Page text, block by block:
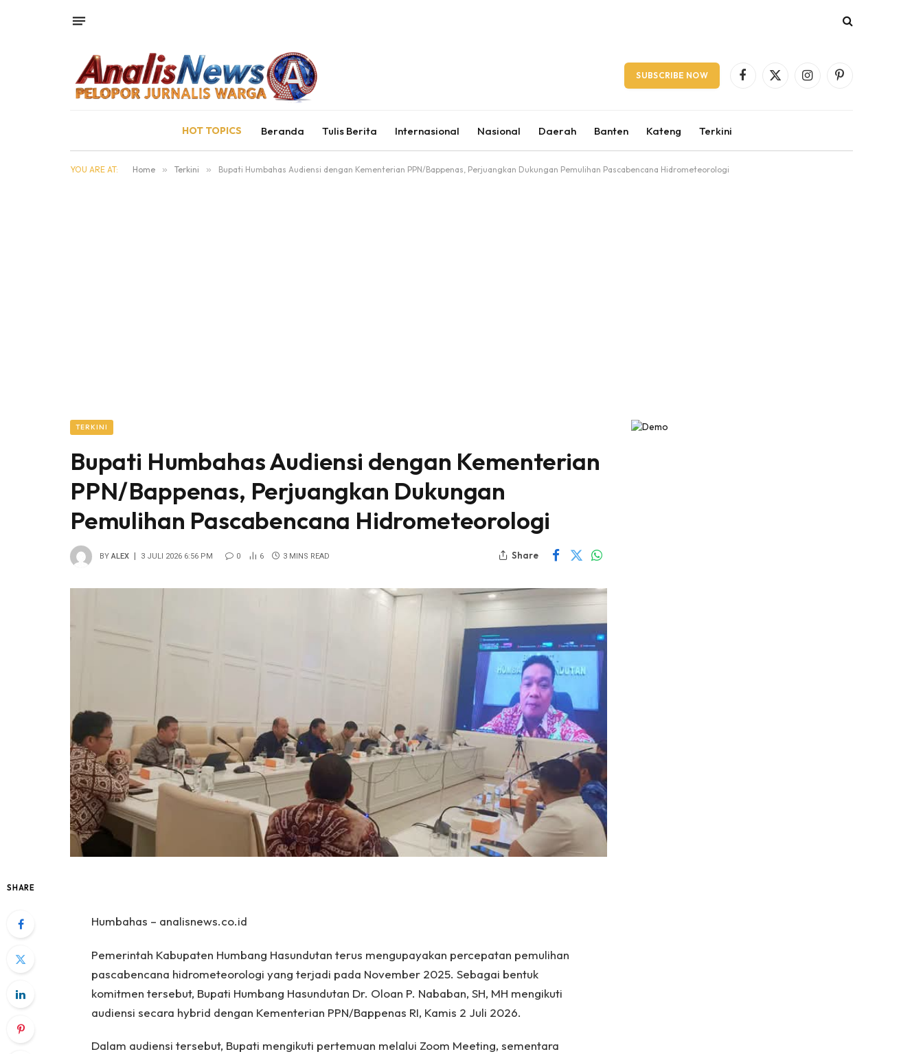
SUBSCRIBE NOW Facebook
X
InstagramPinterest
HOT TOPICS Beranda Tulis Berita Internasional Nasional Daerah Banten Kateng Terkini
YOU ARE AT: Home » Terkini » Bupati Humbahas Audiensi dengan Kementerian PPN/Bappenas, Perjuangkan Dukungan Pemulihan Pascabencana Hidrometeorologi
TERKINI
Bupati Humbahas Audiensi dengan Kementerian
PPN/Bappenas, Perjuangkan Dukungan
Pemulihan Pascabencana Hidrometeorologi
BY ALEX 3 JULI 2026 6:56 PM 0 6 3 MINS READ Share
SHARE
Humbahas – analisnews.co.id
Pemerintah Kabupaten Humbang Hasundutan terus mengupayakan percepatan pemulihan
pascabencana hidrometeorologi yang terjadi pada November 2025. Sebagai bentuk
komitmen tersebut, Bupati Humbang Hasundutan Dr. Oloan P. Nababan, SH, MH mengikuti
audiensi secara hybrid dengan Kementerian PPN/Bappenas RI, Kamis 2 Juli 2026.
Dalam audiensi tersebut, Bupati mengikuti pertemuan melalui Zoom Meeting, sementara